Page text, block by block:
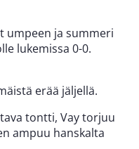
umpeen ja summeri
lukemissa 0-0.
erää jäljellä.
tontti, Vay torjuu
ampuu hanskalta